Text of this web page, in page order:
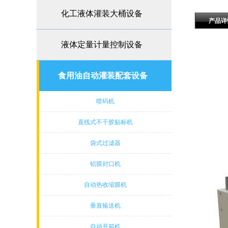
化工液体灌装大桶设备
液体定量计量控制设备
食用油自动灌装配套设备
喷码机
直线式不干胶贴标机
袋式过滤器
铝膜封口机
自动热收缩膜机
垂直输送机
自动开箱机
产品